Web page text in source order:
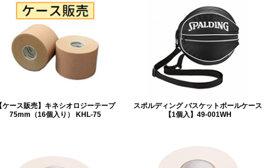
ケース販売】キネシオロジーテープ
75mm（16個入り） KHL-75
スポルディング バスケットボールケース
【1個入】49-001WH